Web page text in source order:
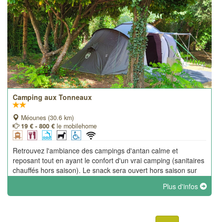
Camping aux Tonneaux
Méounes (30.6 km)
19 € - 800 € le mobilehome
Retrouvez l'ambiance des campings d'antan calme et
reposant tout en ayant le confort d'un vrai camping (sanitaires
chauffés hors saison). Le snack sera ouvert hors saison sur
Plus d'infos